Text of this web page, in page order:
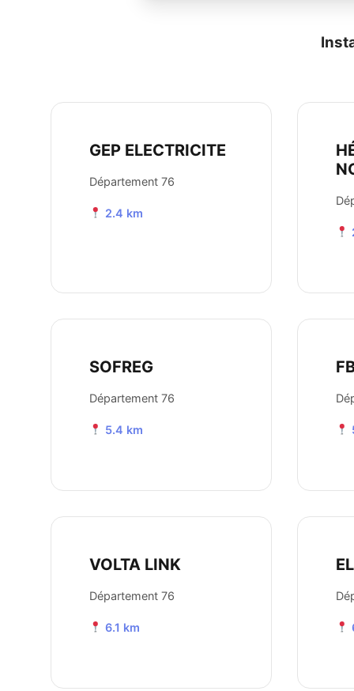
GEP ELECTRICITE
Département 76
2.4 km
SOFREG
Département 76
5.4 km
VOLTA LINK
Département 76
6.1 km